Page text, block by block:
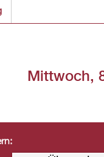
(aktiver Reiter)
Mittwoch,